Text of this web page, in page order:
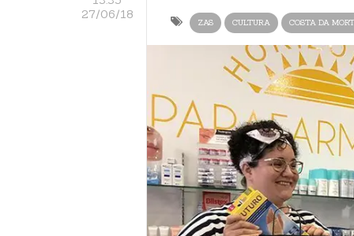
27/06/18
ZAS CULTURA COSTA DA